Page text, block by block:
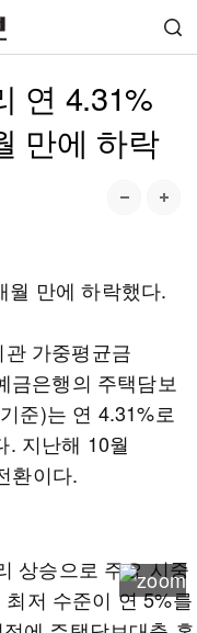
연 4.31%
만에 하락
월 만에 하락했다.
가중평균금
금은행의 주택담보
준)는 연 4.31%로
. 지난해 10월
환이다.